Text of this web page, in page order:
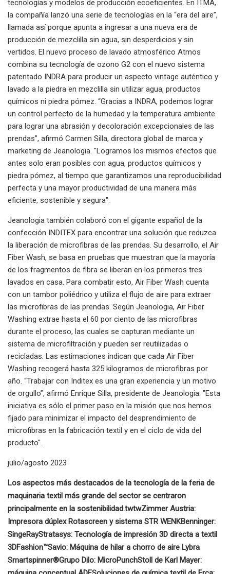
tecnologías y modelos de producción ecoeficientes. En ITMA,
la compañía lanzó una serie de tecnologías en la “era del aire”,
llamada así porque apunta a ingresar a una nueva era de
producción de mezclilla sin agua, sin desperdicios y sin
vertidos. El nuevo proceso de lavado atmosférico Atmos
combina su tecnología de ozono G2 con el nuevo sistema
patentado INDRA para producir un aspecto vintage auténtico y
lavado a la piedra en mezclilla sin utilizar agua, productos
químicos ni piedra pómez. “Gracias a INDRA, podemos lograr
un control perfecto de la humedad y la temperatura ambiente
para lograr una abrasión y decoloración excepcionales de las
prendas”, afirmó Carmen Silla, directora global de marca y
marketing de Jeanologia. "Logramos los mismos efectos que
antes solo eran posibles con agua, productos químicos y
piedra pómez, al tiempo que garantizamos una reproducibilidad
perfecta y una mayor productividad de una manera más
eficiente, sostenible y segura".
Jeanologia también colaboró ​​con el gigante español de la
confección INDITEX para encontrar una solución que reduzca
la liberación de microfibras de las prendas. Su desarrollo, el Air
Fiber Wash, se basa en pruebas que muestran que la mayoría
de los fragmentos de fibra se liberan en los primeros tres
lavados en casa. Para combatir esto, Air Fiber Wash cuenta
con un tambor poliédrico y utiliza el flujo de aire para extraer
las microfibras de las prendas. Según Jeanologia, Air Fiber
Washing extrae hasta el 60 por ciento de las microfibras
durante el proceso, las cuales se capturan mediante un
sistema de microfiltración y pueden ser reutilizadas o
recicladas. Las estimaciones indican que cada Air Fiber
Washing recogerá hasta 325 kilogramos de microfibras por
año. “Trabajar con Inditex es una gran experiencia y un motivo
de orgullo”, afirmó Enrique Silla, presidente de Jeanologia. "Esta
iniciativa es sólo el primer paso en la misión que nos hemos
fijado para minimizar el impacto del desprendimiento de
microfibras en la fabricación textil y en el ciclo de vida del
producto".
julio/agosto 2023
Los aspectos más destacados de la tecnología de la feria de
maquinaria textil más grande del sector se centraron
principalmente en la sostenibilidad.twtwZimmer Austria:
Impresora dúplex Rotascreen y sistema STR WENKBenninger:
SingeRayStratasys: Tecnología de impresión 3D directa a textil
3DFashion™Savio: Máquina de hilar a chorro de aire Lybra
Smartspinner®Grupo Dilo: MicroPunchStoll de Karl Mayer: